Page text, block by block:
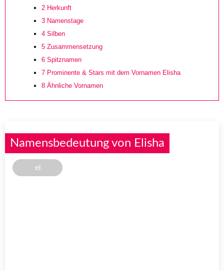
2 Herkunft
3 Namenstage
4 Silben
5 Zusammensetzung
6 Spitznamen
7 Prominente & Stars mit dem Vornamen Elisha
8 Ähnliche Vornamen
Namensbedeutung von Elisha
el